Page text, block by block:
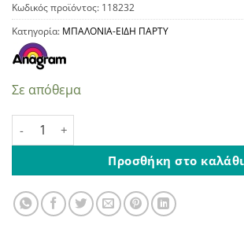
Κωδικός προϊόντος: 118232
Κατηγορία: ΜΠΑΛΟΝΙΑ-ΕΙΔΗ ΠΑΡΤΥ
Σε απόθεμα
Μπαλόνι Αλουμινίου Welcome Baby
Προσθήκη στο καλάθι